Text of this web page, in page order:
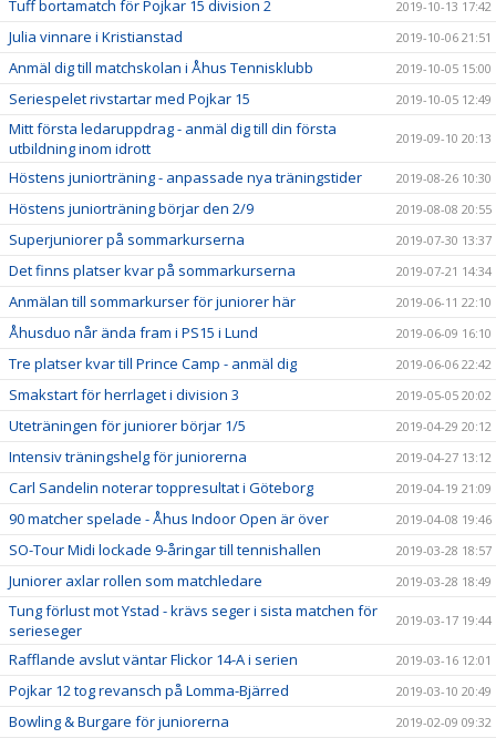
Tuff bortamatch för Pojkar 15 division 2 2019-10-13 17:42
Julia vinnare i Kristianstad 2019-10-06 21:51
Anmäl dig till matchskolan i Åhus Tennisklubb 2019-10-05 15:00
Seriespelet rivstartar med Pojkar 15 2019-10-05 12:49
Mitt första ledaruppdrag - anmäl dig till din första
utbildning inom idrott
2019-09-10 20:13
Höstens juniorträning - anpassade nya träningstider 2019-08-26 10:30
Höstens juniorträning börjar den 2/9 2019-08-08 20:55
Superjuniorer på sommarkurserna 2019-07-30 13:37
Det finns platser kvar på sommarkurserna 2019-07-21 14:34
Anmälan till sommarkurser för juniorer här 2019-06-11 22:10
Åhusduo når ända fram i PS15 i Lund 2019-06-09 16:10
Tre platser kvar till Prince Camp - anmäl dig 2019-06-06 22:42
Smakstart för herrlaget i division 3 2019-05-05 20:02
Uteträningen för juniorer börjar 1/5 2019-04-29 20:12
Intensiv träningshelg för juniorerna 2019-04-27 13:12
Carl Sandelin noterar toppresultat i Göteborg 2019-04-19 21:09
90 matcher spelade - Åhus Indoor Open är över 2019-04-08 19:46
SO-Tour Midi lockade 9-åringar till tennishallen 2019-03-28 18:57
Juniorer axlar rollen som matchledare 2019-03-28 18:49
Tung förlust mot Ystad - krävs seger i sista matchen för
serieseger
2019-03-17 19:44
Rafflande avslut väntar Flickor 14-A i serien 2019-03-16 12:01
Pojkar 12 tog revansch på Lomma-Bjärred 2019-03-10 20:49
Bowling & Burgare för juniorerna 2019-02-09 09:32